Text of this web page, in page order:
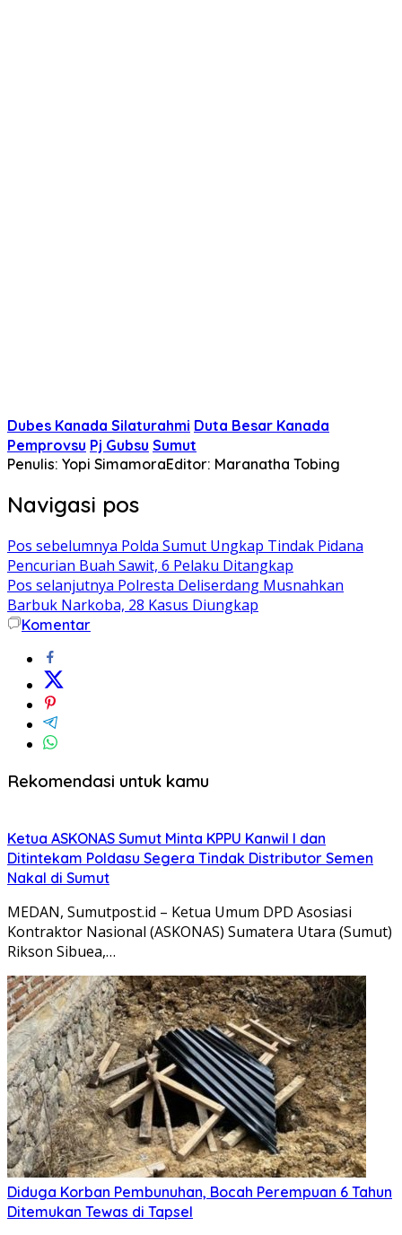
Dubes Kanada Silaturahmi Duta Besar Kanada
Pemprovsu Pj Gubsu Sumut
Penulis: Yopi SimamoraEditor: Maranatha Tobing
Navigasi pos
Pos sebelumnya Polda Sumut Ungkap Tindak Pidana
Pencurian Buah Sawit, 6 Pelaku Ditangkap
Pos selanjutnya Polresta Deliserdang Musnahkan
Barbuk Narkoba, 28 Kasus Diungkap
Komentar
Rekomendasi untuk kamu
Ketua ASKONAS Sumut Minta KPPU Kanwil I dan
Ditintekam Poldasu Segera Tindak Distributor Semen
Nakal di Sumut
MEDAN, Sumutpost.id – Ketua Umum DPD Asosiasi
Kontraktor Nasional (ASKONAS) Sumatera Utara (Sumut)
Rikson Sibuea,…
Diduga Korban Pembunuhan, Bocah Perempuan 6 Tahun
Ditemukan Tewas di Tapsel